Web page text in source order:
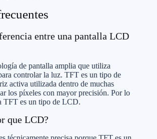
entre una pantalla LCD
de pantalla amplia que utiliza
controlar la luz. TFT es un tipo de
activa utilizada dentro de muchas
los píxeles con mayor precisión. Por lo
TFT es un tipo de LCD.
que LCD?